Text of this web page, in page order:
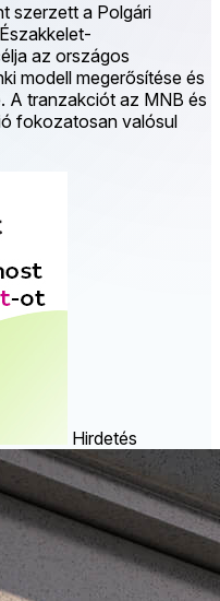
szerzett a Polgári
az országos
modell megerősítése és
A tranzakciót az MNB és
fokozatosan valósul
Hirdetés